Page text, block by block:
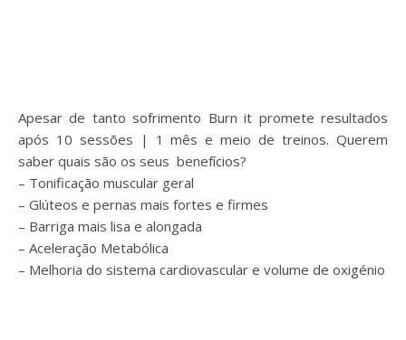
Apesar de tanto sofrimento Burn it promete resultados
após 10 sessões | 1 mês e meio de treinos. Querem
saber quais são os seus benefícios?
– Tonificação muscular geral
– Glúteos e pernas mais fortes e firmes
– Barriga mais lisa e alongada
– Aceleração Metabólica
– Melhoria do sistema cardiovascular e volume de oxigénio